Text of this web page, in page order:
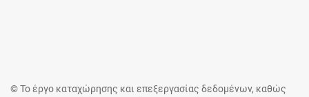
© Το έργο καταχώρησης και επεξεργασίας δεδομένων, καθώς